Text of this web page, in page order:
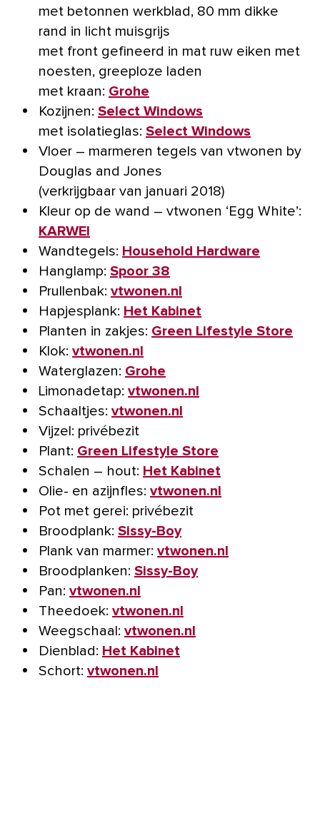
met betonnen werkblad, 80 mm dikke
rand in licht muisgrijs
met front gefineerd in mat ruw eiken met
noesten, greeploze laden
met kraan: Grohe
Kozijnen: Select Windows
met isolatieglas: Select Windows
Vloer – marmeren tegels van vtwonen by
Douglas and Jones
(verkrijgbaar van januari 2018)
Kleur op de wand – vtwonen ‘Egg White’:
KARWEI
Wandtegels: Household Hardware
Hanglamp: Spoor 38
Prullenbak: vtwonen.nl
Hapjesplank: Het Kabinet
Planten in zakjes: Green Lifestyle Store
Klok: vtwonen.nl
Waterglazen: Grohe
Limonadetap: vtwonen.nl
Schaaltjes: vtwonen.nl
Vijzel: privébezit
Plant: Green Lifestyle Store
Schalen – hout: Het Kabinet
Olie- en azijnfles: vtwonen.nl
Pot met gerei: privébezit
Broodplank: Sissy-Boy
Plank van marmer: vtwonen.nl
Broodplanken: Sissy-Boy
Pan: vtwonen.nl
Theedoek: vtwonen.nl
Weegschaal: vtwonen.nl
Dienblad: Het Kabinet
Schort: vtwonen.nl